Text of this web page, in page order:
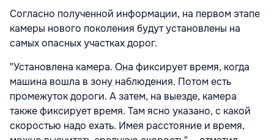
Согласно полученной информации, на первом этапе
камеры нового поколения будут установлены на
самых опасных участках дорог.
"Установлена камера. Она фиксирует время, когда
машина вошла в зону наблюдения. Потом есть
промежуток дороги. А затем, на выезде, камера
также фиксирует время. Там ясно указано, с какой
скоростью надо ехать. Имея расстояние и время,